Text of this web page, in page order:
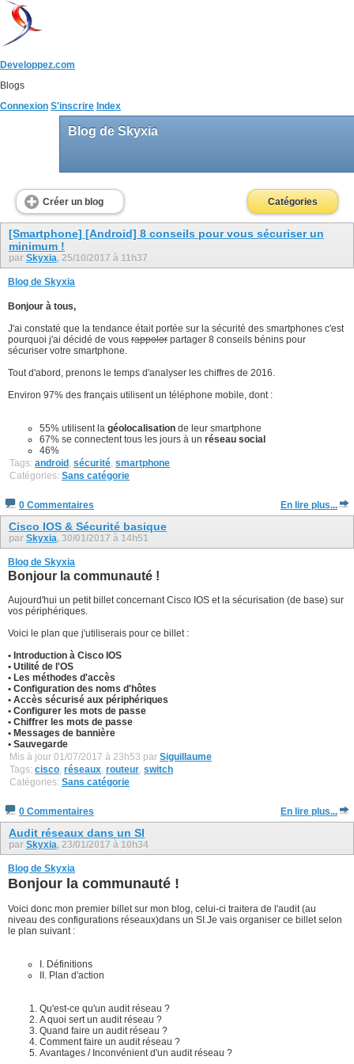
Developpez.com
Blogs
Connexion S'inscrire Index
Blog de Skyxia
Créer un blog Catégories
[Smartphone] [Android] 8 conseils pour vous sécuriser un
minimum !
par Skyxia, 25/10/2017 à 11h37
Blog de Skyxia
Bonjour à tous,
J'ai constaté que la tendance était portée sur la sécurité des smartphones c'est
pourquoi j'ai décidé de vous rappeler partager 8 conseils bénins pour
sécuriser votre smartphone.
Tout d'abord, prenons le temps d'analyser les chiffres de 2016.
Environ 97% des français utilisent un téléphone mobile, dont :
55% utilisent la géolocalisation de leur smartphone
67% se connectent tous les jours à un réseau social
46%
Tags: android , sécurité, smartphone
Catégories: Sans catégorie
0 Commentaires En lire plus...
Cisco IOS & Sécurité basique
par Skyxia, 30/01/2017 à 14h51
Blog de Skyxia
Bonjour la communauté !
Aujourd'hui un petit billet concernant Cisco IOS et la sécurisation (de base) sur
vos périphériques.
Voici le plan que j'utiliserais pour ce billet :
• Introduction à Cisco IOS
• Utilité de l'OS
• Les méthodes d'accès
• Configuration des noms d'hôtes
• Accès sécurisé aux périphériques
• Configurer les mots de passe
• Chiffrer les mots de passe
• Messages de bannière
• Sauvegarde
Mis à jour 01/07/2017 à 23h53 par Siguillaume
Tags: cisco, réseaux, routeur, switch
Catégories: Sans catégorie
0 Commentaires En lire plus...
Audit réseaux dans un SI
par Skyxia, 23/01/2017 à 10h34
Blog de Skyxia
Bonjour la communauté !
Voici donc mon premier billet sur mon blog, celui-ci traitera de l'audit (au
niveau des configurations réseaux)dans un SI.Je vais organiser ce billet selon
le plan suivant :
I. Définitions
II. Plan d'action
Qu'est-ce qu'un audit réseau ?
A quoi sert un audit réseau ?
Quand faire un audit réseau ?
Comment faire un audit réseau ?
Avantages / Inconvénient d'un audit réseau ?